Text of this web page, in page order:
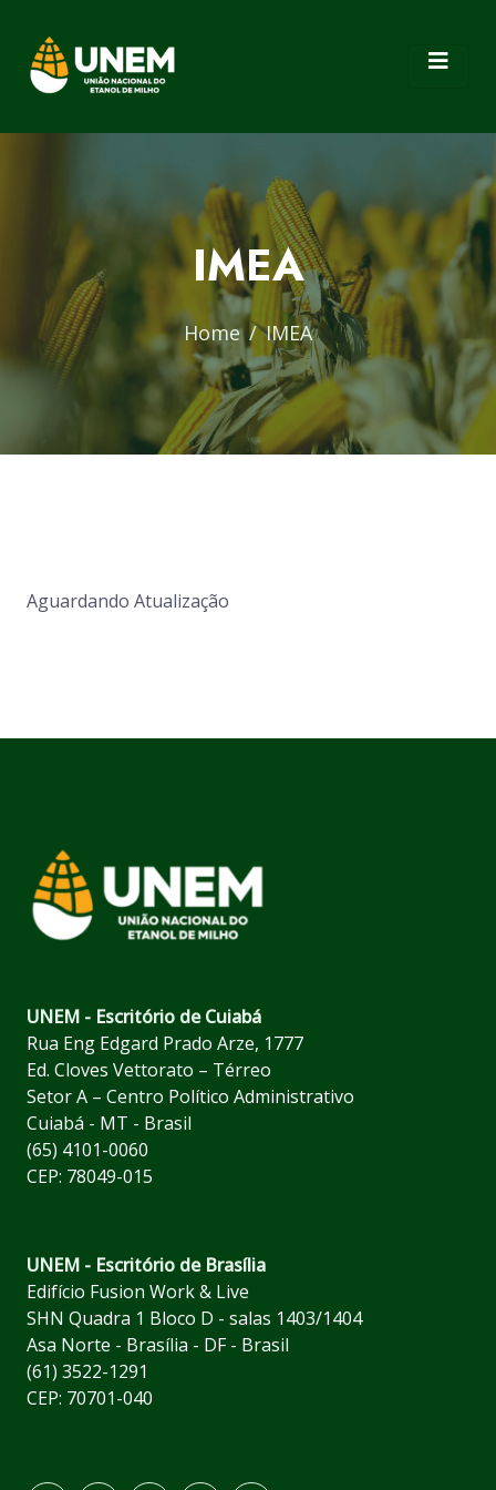
IMEA
Home IMEA
Aguardando Atualização
UNEM - Escritório de Cuiabá
Rua Eng Edgard Prado Arze, 1777
Ed. Cloves Vettorato – Térreo
Setor A – Centro Político Administrativo
Cuiabá - MT - Brasil
(65) 4101-0060
CEP: 78049-015
UNEM - Escritório de Brasília
Edifício Fusion Work & Live
SHN Quadra 1 Bloco D - salas 1403/1404
Asa Norte - Brasília - DF - Brasil
(61) 3522-1291
CEP: 70701-040